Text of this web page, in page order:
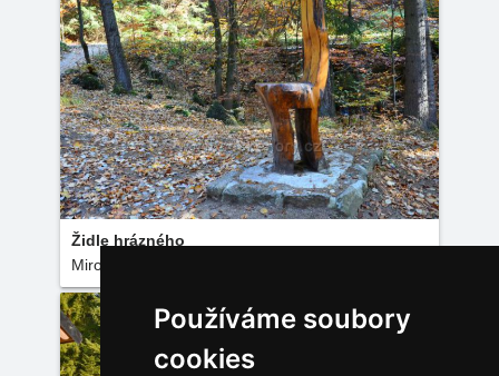
Používáme soubory
cookies
Židle hrázného
Miroslav Král